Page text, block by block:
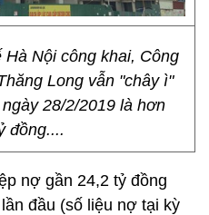
Nội công khai, Công
Long vẫn "chây ì"
28/2/2019 là hơn
đồng....
nợ gần 24,2 tỷ đồng
đầu (số liệu nợ tại kỳ